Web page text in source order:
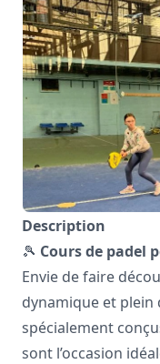
Description
🎾 Cours de padel
Envie de faire
dynamique et plein
spécialement
sont l’occasion